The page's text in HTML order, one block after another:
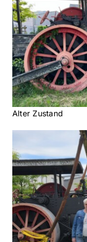
Alter Zustand